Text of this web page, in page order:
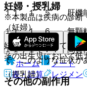
妊婦・授乳婦
（妊婦）
妊婦又は妊娠している
その出生児において低
（授乳婦）
１１．１．５． 肝機
１１．１．６． 無顆
１１．１．７． 間質
で、このような症状が
その他の副作用
※本製品は疾病の診断
ホーム
ノート
表・計算
レジメン